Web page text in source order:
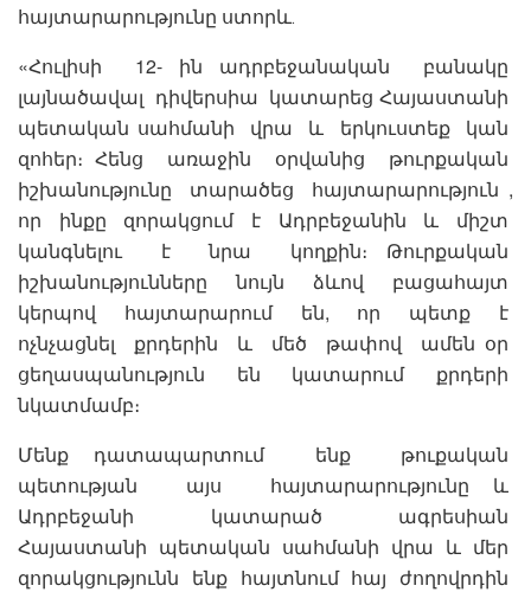
հայտարարությունը ստորև․
«Հուլիսի 12- ին ադրբեջանական բանակը
լայնածավալ դիվերսիա կատարեց Հայաստանի
պետական սահմանի վրա և երկուստեք կան
զոհեր։ Հենց առաջին օրվանից թուրքական
իշխանությունը տարածեց հայտարարություն ,
որ ինքը զորակցում է Ադրբեջանին և միշտ
կանգնելու է նրա կողքին։ Թուրքական
իշխանությունները նույն ձևով բացահայտ
կերպով հայտարարում են, որ պետք է
ոչնչացնել քրդերին և մեծ թափով ամեն օր
ցեղասպանություն են կատարում քրդերի
նկատմամբ։
Մենք դատապարտում ենք թուքական
պետության այս հայտարարությունը և
Ադրբեջանի կատարած ագրեսիան
Հայաստանի պետական սահմանի վրա և մեր
զորակցությունն ենք հայտնում հայ ժողովրդին